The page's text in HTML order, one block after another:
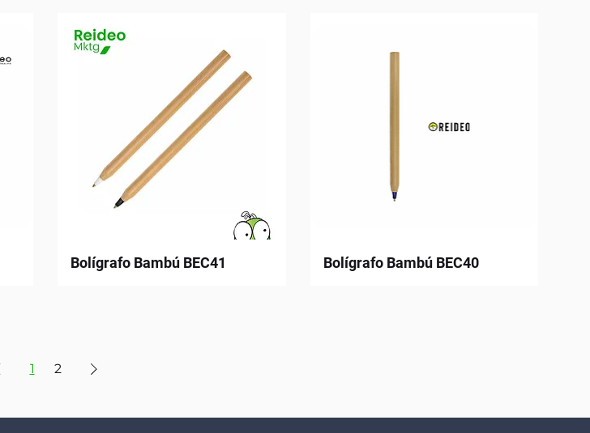
Bolígrafo Bambú BEC41 Bolígrafo Bambú BEC40
1 2